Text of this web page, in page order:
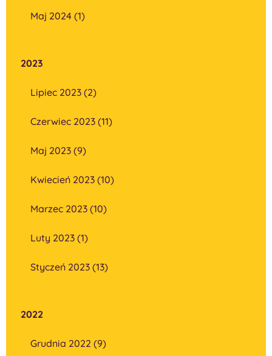
Maj 2024 (1)
2023
Lipiec 2023 (2)
Czerwiec 2023 (11)
Maj 2023 (9)
Kwiecień 2023 (10)
Marzec 2023 (10)
Luty 2023 (1)
Styczeń 2023 (13)
2022
Grudnia 2022 (9)